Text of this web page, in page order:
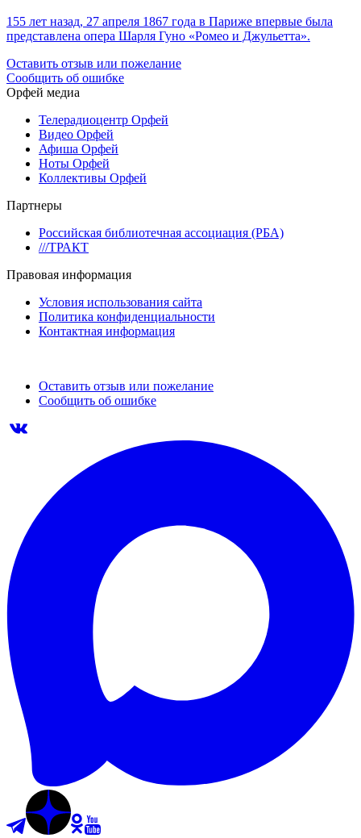
155 лет назад, 27 апреля 1867 года в Париже впервые была
представлена опера Шарля Гуно «Ромео и Джульетта».
Оставить отзыв или пожелание
Сообщить об ошибке
Орфей медиа
Телерадиоцентр Орфей
Видео Орфей
Афиша Орфей
Ноты Орфей
Коллективы Орфей
Партнеры
Российская библиотечная ассоциация (РБА)
///ТРАКТ
Правовая информация
Условия использования сайта
Политика конфиденциальности
Контактная информация
Оставить отзыв или пожелание
Сообщить об ошибке